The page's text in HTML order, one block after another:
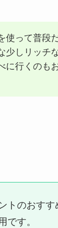
使って普段
少しリッチ
に行くのも
トのおす
です。